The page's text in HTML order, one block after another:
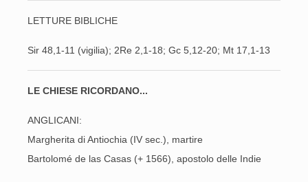
LETTURE BIBLICHE
Sir 48,1-11 (vigilia); 2Re 2,1-18; Gc 5,12-20; Mt 17,1-13
LE CHIESE RICORDANO...
ANGLICANI:
Margherita di Antiochia (IV sec.), martire
Bartolomé de las Casas (+ 1566), apostolo delle Indie